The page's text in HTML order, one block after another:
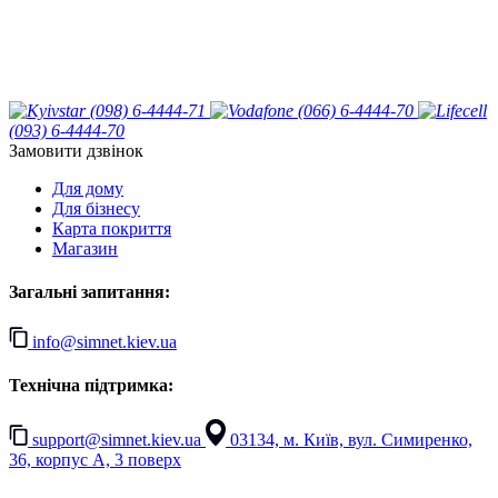
(098) 6-4444-71
(066) 6-4444-70
(093) 6-4444-70
Замовити дзвінок
Для дому
Для бізнесу
Карта покриття
Магазин
Загальні запитання:
info@simnet.kiev.ua
Технічна підтримка:
support@simnet.kiev.ua
03134, м. Київ, вул. Симиренко,
36, корпус А, 3 поверх